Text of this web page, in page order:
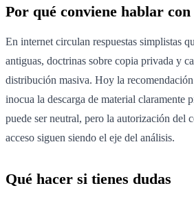
Por qué conviene hablar
En internet circulan respuestas simplistas
antiguas, doctrinas sobre copia privada y
distribución masiva. Hoy la
inocua la descarga de material claramente
puede ser neutral, pero la autorización del
acceso siguen siendo el eje del análisis.
Qué hacer si tienes dudas